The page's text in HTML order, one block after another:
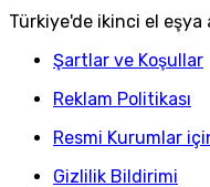
Türkiye'de ikinci el
Şartlar ve Koşullar
Reklam Politikası
Resmi Kurumlar
Gizlilik Bildirimi